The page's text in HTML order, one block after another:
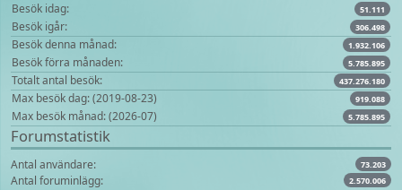
Besök idag: 51.111
Besök igår: 306.498
Besök denna månad: 1.932.106
Besök förra månaden: 5.785.895
Totalt antal besök: 437.276.180
Max besök dag: (2019-08-23) 919.088
Max besök månad: (2026-07) 5.785.895
Forumstatistik
Antal användare: 73.203
Antal foruminlägg: 2.570.006